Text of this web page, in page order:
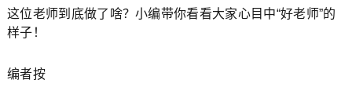
这位老师到底做了啥？小编带你看看大家心目中“好老师”的
样子！
编者按